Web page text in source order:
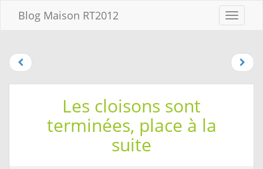
Menu
Blog Maison RT2012
contenu
menu
Aller à la
Les cloisons sont
terminées, place à la
suite